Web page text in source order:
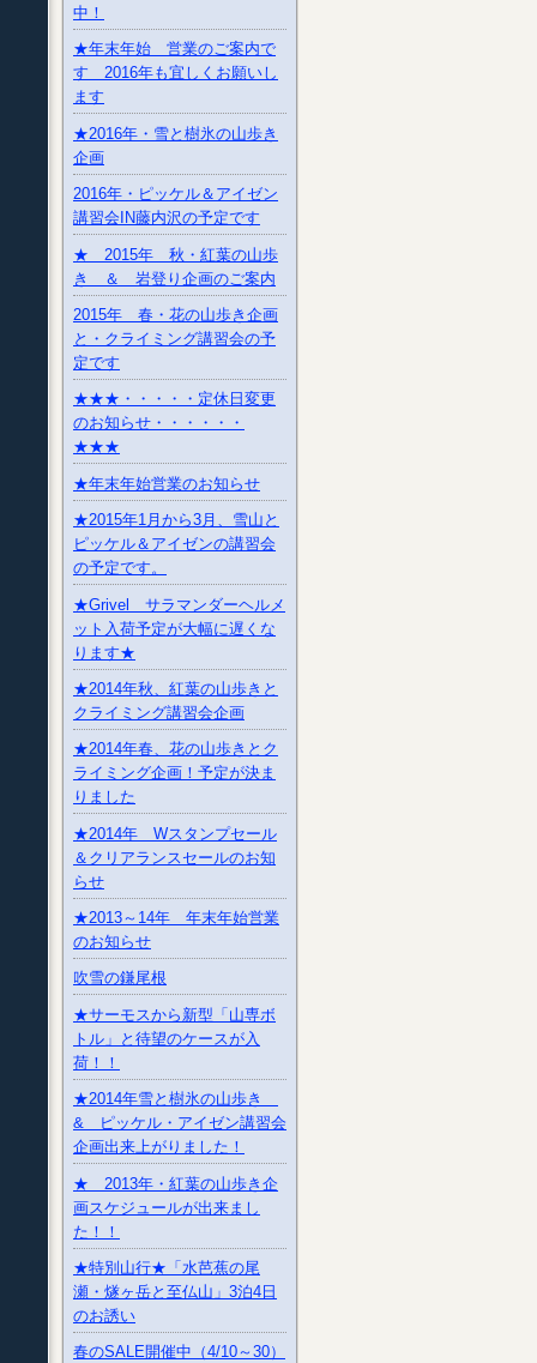
中！
★年末年始 営業のご案内で
す 2016年も宜しくお願いし
ます
★2016年・雪と樹氷の山歩き
企画
2016年・ピッケル＆アイゼン
講習会IN藤内沢の予定です
★ 2015年 秋・紅葉の山歩
き ＆ 岩登り企画のご案内
2015年 春・花の山歩き企画
と・クライミング講習会の予
定です
★★★・・・・・定休日変更
のお知らせ・・・・・・
★★★
★年末年始営業のお知らせ
★2015年1月から3月、雪山と
ピッケル＆アイゼンの講習会
の予定です。
★Grivel サラマンダーヘルメ
ット入荷予定が大幅に遅くな
ります★
★2014年秋、紅葉の山歩きと
クライミング講習会企画
★2014年春、花の山歩きとク
ライミング企画！予定が決ま
りました
★2014年 Wスタンプセール
＆クリアランスセールのお知
らせ
★2013～14年 年末年始営業
のお知らせ
吹雪の鎌尾根
★サーモスから新型「山専ボ
トル」と待望のケースが入
荷！！
★2014年雪と樹氷の山歩き
& ピッケル・アイゼン講習会
企画出来上がりました！
★ 2013年・紅葉の山歩き企
画スケジュールが出来まし
た！！
★特別山行★「水芭蕉の尾
瀬・燧ヶ岳と至仏山」3泊4日
のお誘い
春のSALE開催中（4/10～30）